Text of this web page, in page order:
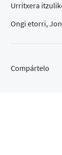
Urritxera
Ongi etorri,
Compártelo